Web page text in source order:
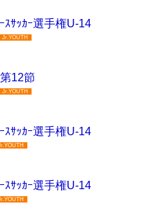
ｽｻｯｶｰ選手権U-14
Jr.YOUTH
12節
Jr.YOUTH
ｽｻｯｶｰ選手権U-14
ｽｻｯｶｰ選手権U-14